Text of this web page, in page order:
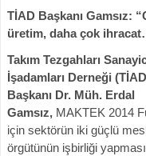
TİAD Başkanı Gamsız:
üretim, daha çok
Takım Tezgahları
İşadamları Derneği
Başkanı Dr. Müh. Erdal
Gamsız, MAKTEK 2014
için sektörün iki güçlü
örgütünün işbirliği